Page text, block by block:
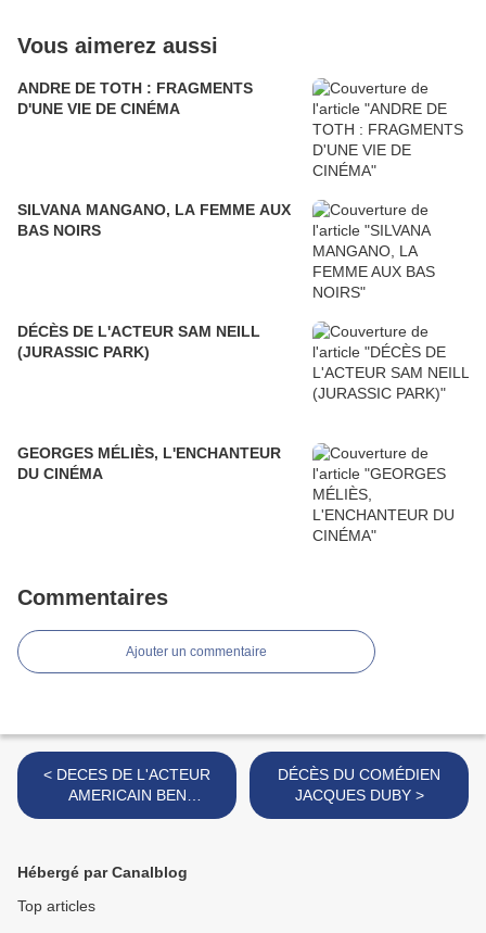
Vous aimerez aussi
ANDRE DE TOTH : FRAGMENTS
D'UNE VIE DE CINÉMA
SILVANA MANGANO, LA FEMME AUX
BAS NOIRS
DÉCÈS DE L'ACTEUR SAM NEILL
(JURASSIC PARK)
GEORGES MÉLIÈS, L'ENCHANTEUR
DU CINÉMA
Commentaires
Ajouter un commentaire
< DECES DE L'ACTEUR
AMERICAIN BEN
GAZZARA
DÉCÈS DU COMÉDIEN
JACQUES DUBY >
Hébergé par Canalblog
Top articles